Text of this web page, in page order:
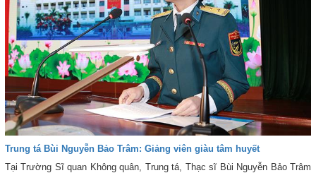
Trung tá Bùi Nguyễn Bảo Trâm: Giảng viên giàu tâm huyết
Tại Trường Sĩ quan Không quân, Trung tá, Thạc sĩ Bùi Nguyễn Bảo Trâm